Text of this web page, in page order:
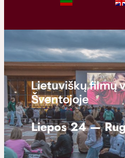
Lietuviškų filmų
Šventojoje
Liepos 24 —